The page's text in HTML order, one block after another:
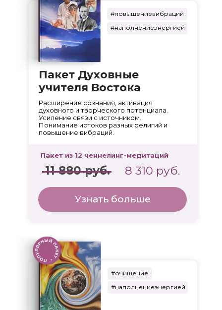
#очищение
#наполнениеэнергией
#повышениевибраций
#наполнениеэнергией
Пакет Духовные
учителя Востока
11 880 руб. 8 310 руб.
Расширение сознания, активация
духовного и творческого потенциала.
Усиление связи с источником.
Понимание истоков разных религий и
повышение вибраций.
Пакет из 12 ченнелинг-медитаций
Узнать больше